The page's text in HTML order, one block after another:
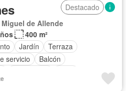
Destacado
de Allende
400 m²
Jardín
Terraza
servicio
Balcón
panorámica